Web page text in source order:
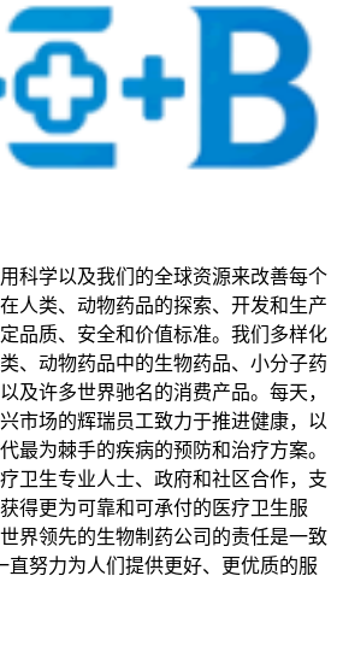
科学以及我们的全球资源来改善每个
人类、动物药品的探索、开发和生产
品质、安全和价值标准。我们多样化
、动物药品中的生物药品、小分子药
及许多世界驰名的消费产品。每天，
市场的辉瑞员工致力于推进健康，以
最为棘手的疾病的预防和治疗方案。
卫生专业人士、政府和社区合作，支
得更为可靠和可承付的医疗卫生服
界领先的生物制药公司的责任是一致
直努力为人们提供更好、更优质的服